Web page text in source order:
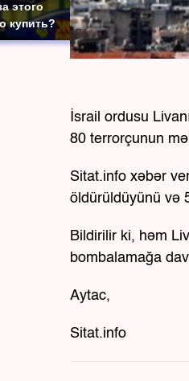
этого
купить?
İsrail ordusu
80 terrorçunun
Sitat.info xəbər
öldürüldüyünü və
Bildirilir ki, həm
bombalamağa
Aytac,
Sitat.info